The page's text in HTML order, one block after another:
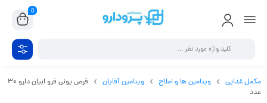
0
مکمل غذایی ویتامین ها و املاح ویتامین آقایان
قرص یونی فرو ابیان دارو 30
عدد